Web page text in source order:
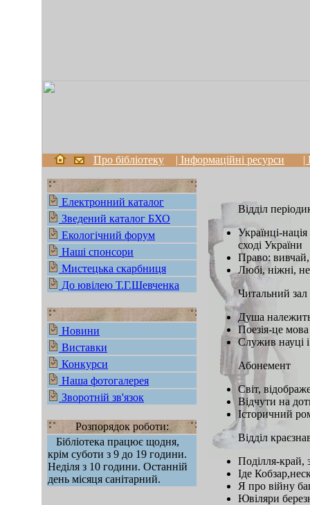
Про бібліотеку | Інформаційні ресурси |
Електронний каталог
Зведений каталог БХО
Екологічний форум
Наші спонсори
Мистецька скарбниця
До ювілею Т.Г.Шевченка
Новини
Виставки
Конкурси
Наша фотогалерея
Зворотній зв'язок
Розпорядок роботи:
Бібліотека працює щодня,
крім суботи з 9 до 19 години.
Неділя з 10 години. Останній
день місяця санітарний.
Відділ
Українці-
сході України
Право:
Любі, ніжні,
Читальний зал
Душа
Поезія-це
Служив науці
Абонемент
Світ,
Відчути на
Історичний
Відділ
Поділля-край,
Іде
Я про війну
Ювіляри